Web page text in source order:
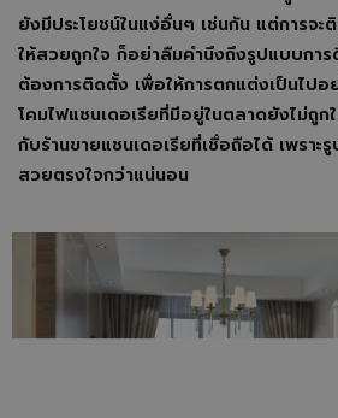
ยังมีประโยชน์ในแง่อื่นๆ เช่นกัน แต่การจะ
ให้สวยถูกใจ ก็อย่าลืมคำนึงถึงรูปแบบกา
ต้องการติดตั้ง เพื่อให้การตกแต่งเป็นไป
โคมไฟแชนเดอเรียที่มีอยู่ในตลาดยังไม่ถูก
กับร้านขายแชนเดอเรียที่เชื่อถือได้ เพรา
สวยตรงใจกว่าแน่นอน